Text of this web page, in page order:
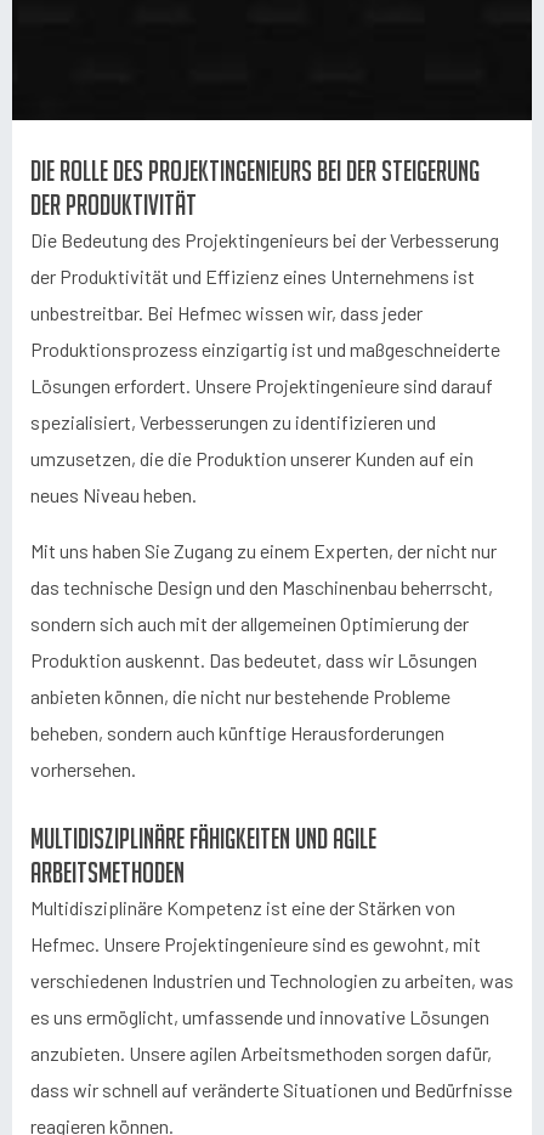
Die Rolle des Projektingenieurs bei der Steigerung
der Produktivität
Die Bedeutung des Projektingenieurs bei der Verbesserung
der Produktivität und Effizienz eines Unternehmens ist
unbestreitbar. Bei Hefmec wissen wir, dass jeder
Produktionsprozess einzigartig ist und maßgeschneiderte
Lösungen erfordert. Unsere Projektingenieure sind darauf
spezialisiert, Verbesserungen zu identifizieren und
umzusetzen, die die Produktion unserer Kunden auf ein
neues Niveau heben.
Mit uns haben Sie Zugang zu einem Experten, der nicht nur
das technische Design und den Maschinenbau beherrscht,
sondern sich auch mit der allgemeinen Optimierung der
Produktion auskennt. Das bedeutet, dass wir Lösungen
anbieten können, die nicht nur bestehende Probleme
beheben, sondern auch künftige Herausforderungen
vorhersehen.
Multidisziplinäre Fähigkeiten und agile
Arbeitsmethoden
Multidisziplinäre Kompetenz ist eine der Stärken von
Hefmec. Unsere Projektingenieure sind es gewohnt, mit
verschiedenen Industrien und Technologien zu arbeiten, was
es uns ermöglicht, umfassende und innovative Lösungen
anzubieten. Unsere agilen Arbeitsmethoden sorgen dafür,
dass wir schnell auf veränderte Situationen und Bedürfnisse
reagieren können.